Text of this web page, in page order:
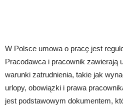
W Polsce umowa o pracę jest
Pracodawca i pracownik zawierają
warunki zatrudnienia, takie jak
urlopy, obowiązki i prawa
jest podstawowym dokumentem,